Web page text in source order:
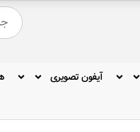
آیفون تصویری